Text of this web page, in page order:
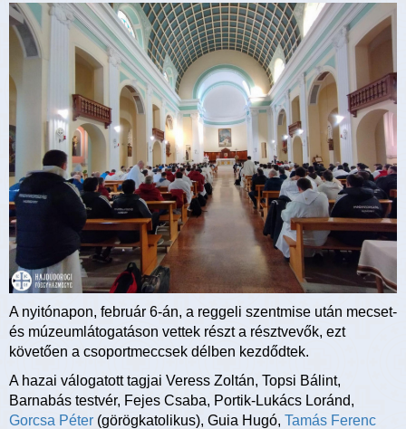
A nyitónapon, február 6-án, a reggeli szentmise után mecset-
és múzeumlátogatáson vettek részt a résztvevők, ezt
követően a csoportmeccsek délben kezdődtek.
A hazai válogatott tagjai Veress Zoltán, Topsi Bálint,
Barnabás testvér, Fejes Csaba, Portik-Lukács Loránd,
Gorcsa Péter (görögkatolikus), Guia Hugó, Tamás Ferenc